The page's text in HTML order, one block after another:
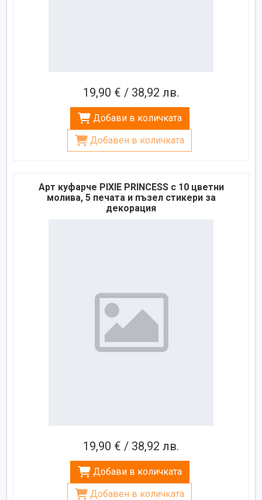
19,90 € / 38,92 лв.
Добави в количката
Добавен в количката
Арт куфарче PIXIE PRINCESS с 10 цветни
молива, 5 печата и пъзел стикери за
декорация
19,90 € / 38,92 лв.
Добави в количката
Добавен в количката